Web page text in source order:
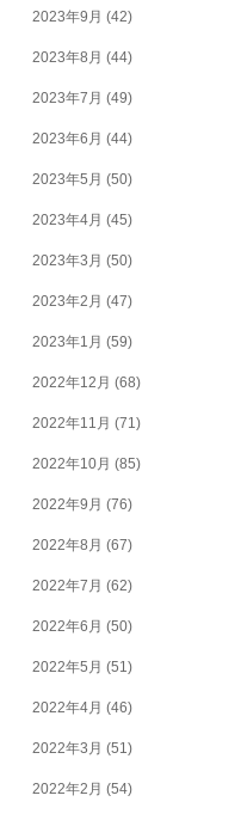
2023年9月 (42)
2023年8月 (44)
2023年7月 (49)
2023年6月 (44)
2023年5月 (50)
2023年4月 (45)
2023年3月 (50)
2023年2月 (47)
2023年1月 (59)
2022年12月 (68)
2022年11月 (71)
2022年10月 (85)
2022年9月 (76)
2022年8月 (67)
2022年7月 (62)
2022年6月 (50)
2022年5月 (51)
2022年4月 (46)
2022年3月 (51)
2022年2月 (54)